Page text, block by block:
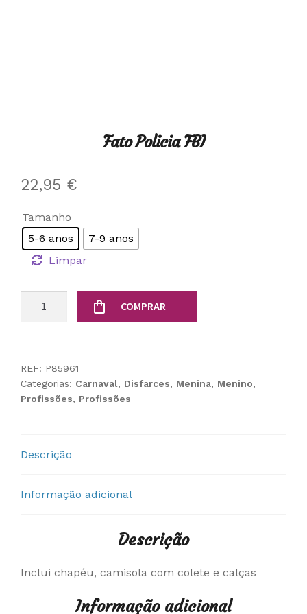
Fato Policia FBI
22,95 €
Tamanho
5-6 anos
7-9 anos
Limpar
FBI
COMPRAR
REF: P85961
Categorias: Carnaval, Disfarces, Menina, Menino,
Profissões, Profissões
Descrição
Informação adicional
Descrição
Inclui chapéu, camisola com colete e calças
Informação adicional